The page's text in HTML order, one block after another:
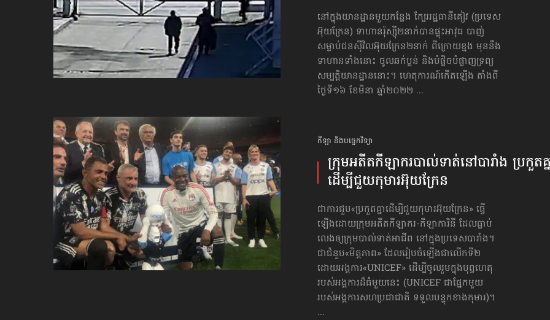
នៅក្នុងយានដ្ឋានមួយកន្លែង ក្បែររដ្ឋធានីគៀវ (ប្រទេស
អ៊ុយក្រែន) ទាហានរ៉ុស្ស៊ី២នាក់បានផ្ទុះអាវុធ​ បាញ់
សម្លាប់​ជនស៊ីវិលអ៊ុយក្រែន២នាក់ ពីក្រោយខ្នង មុននឹង
ទាហានទាំងនោះ ចូលឆក់ប្លន់ និងបំផ្លិចបំផ្លាញ​ទ្រព្យ
សម្បត្តិ​យានដ្ឋាននោះ។ ហេតុការណ៍កើតឡើង តាំងពី
ថ្ងៃទី១៦ ខែមិនា ឆ្នាំ២០២២ ...
កីឡា និងបច្ចេកវិទ្យា
ក្រុមអតីត​កីឡាករបាល់ទាត់​នៅបារាំង ប្រកួតគ្
ដើម្បីជួយ​កុមារ​អ៊ុយក្រែន
ជាការជួប«ប្រកួតគ្នា​ដើម្បីជួយ​កុមារ​អ៊ុយក្រែន» ធ្វើ
ឡើងដោយក្រុមអតីតកីឡាករ-កីឡាការិនី ដែលធ្លាប់
លេង​ឲ្យក្រុមបាល់ទាត់អាជីព នៅក្នុងប្រទេសបារាំង។
ជាជំនួប«មិត្តភាព» ដែលរៀបចំឡើងជាលើកទី២
ដោយអង្គការ«UNICEF» ដើម្បីចូលរួមក្នុងបុព្វហេតុ
របស់អង្គការដ៏ធំមួយនេះ (UNICEF ជាផ្នែកមួយ
របស់អង្គការសហប្រជាជាតិ ទទួលបន្ទុកខាងកុមារ)។
...